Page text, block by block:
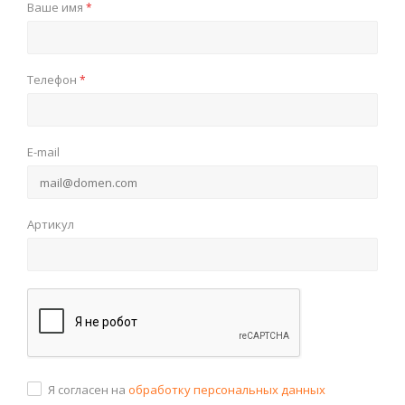
Ваше имя *
Телефон *
E-mail
Артикул
Я согласен на обработку персональных данных